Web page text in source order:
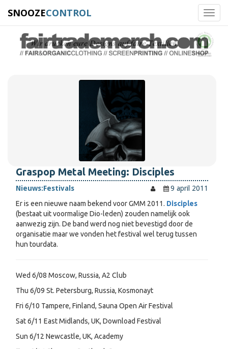
SNOOZECONTROL
Graspop Metal Meeting: Disciples
Nieuws:Festivals
9 april 2011
Er is een nieuwe naam bekend voor GMM 2011. Disciples
(bestaat uit voormalige Dio-leden) zouden namelijk ook
aanwezig zijn. De band werd nog niet bevestigd door de
organisatie maar we vonden het festival wel terug tussen
hun tourdata.
Wed 6/08 Moscow, Russia, A2 Club
Thu 6/09 St. Petersburg, Russia, Kosmonayt
Fri 6/10 Tampere, Finland, Sauna Open Air Festival
Sat 6/11 East Midlands, UK, Download Festival
Sun 6/12 Newcastle, UK, Academy